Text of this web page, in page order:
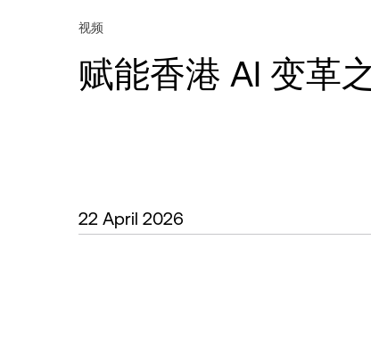
视频
赋能香港 AI 变革
22 April 2026